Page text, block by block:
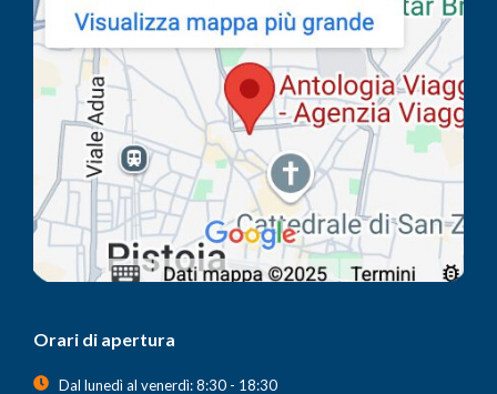
Orari di apertura
Dal lunedì al venerdì: 8:30 - 18:30